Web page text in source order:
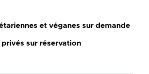
et véganes sur demande
privés sur réservation